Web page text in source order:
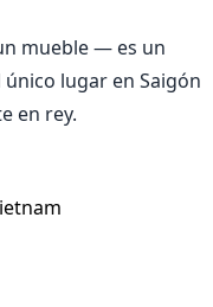
mueble — es un
lugar en Saigón
en rey.